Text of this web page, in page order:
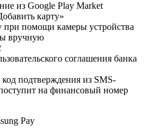
из Google Play Market
карту»
при помощи камеры устройства
вручную
соглашения банка
подтверждения из SMS-
на финансовый номер
Pay